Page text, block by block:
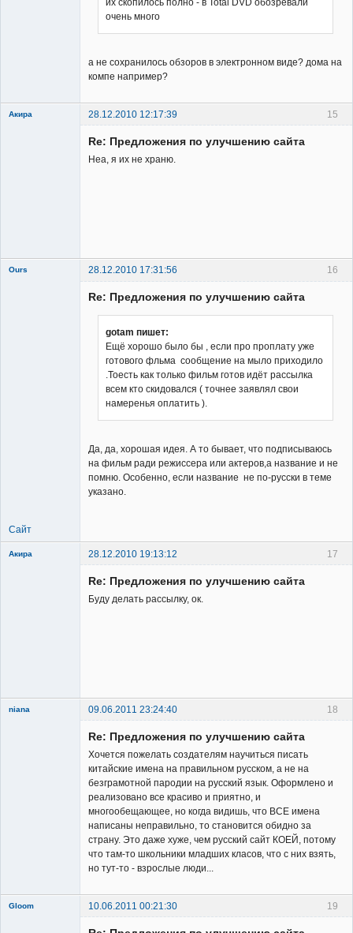
их скопилось полно - в Total DVD обозревали
очень много
а не сохранилось обзоров в электронном виде? дома на
компе например?
15
Акира 28.12.2010 12:17:39
Re: Предложения по улучшению сайта
Неа, я их не храню.
16
Ours 28.12.2010 17:31:56
Re: Предложения по улучшению сайта
gotam пишет:
Ещё хорошо было бы , если про проплату уже
готового фльма сообщение на мыло приходило
.Тоесть как только фильм готов идёт рассылка
всем кто скидовался ( точнее заявлял свои
намеренья оплатить ).
Да, да, хорошая идея. А то бывает, что подписываюсь
на фильм ради режиссера или актеров,а название и не
помню. Особенно, если название не по-русски в теме
указано.
Сайт
17
Акира 28.12.2010 19:13:12
Re: Предложения по улучшению сайта
Буду делать рассылку, ок.
18
niana
09.06.2011 23:24:40
Re: Предложения по улучшению сайта
Хочется пожелать создателям научиться писать
китайские имена на правильном русском, а не на
безграмотной пародии на русский язык. Оформлено и
реализовано все красиво и приятно, и
многообещающее, но когда видишь, что ВСЕ имена
написаны неправильно, то становится обидно за
страну. Это даже хуже, чем русский сайт КОЕЙ, потому
что там-то школьники младших класов, что с них взять,
но тут-то - взрослые люди...
19
Gloom 10.06.2011 00:21:30